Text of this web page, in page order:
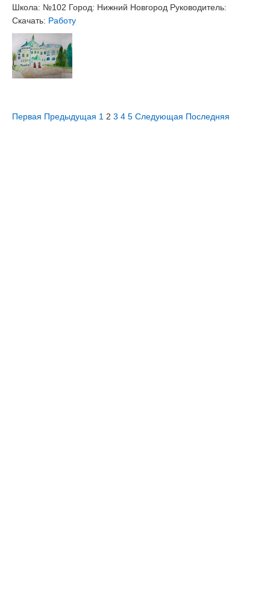
Школа: №102 Город: Нижний Новгород Руководитель:
Скачать: Работу
Первая Предыдущая 1 2 3 4 5 Следующая Последняя